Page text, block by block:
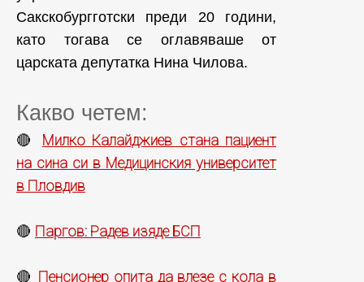
Сакскобургготски преди 20 години,
като тогава се оглавяваше от
царската депутатка Нина Чилова.
Какво четем:
🔴 Милко Калайджиев стана пациент
на сина си в Медицинския университет
в Пловдив
🔴 Паргов: Радев изяде БСП
🔴 Пенсионер опита да влезе с кола в